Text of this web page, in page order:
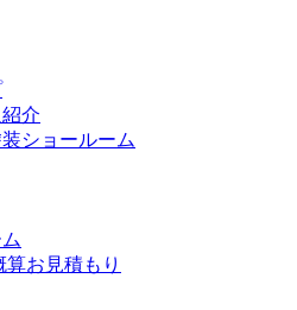
介
ショールーム
お見積もり